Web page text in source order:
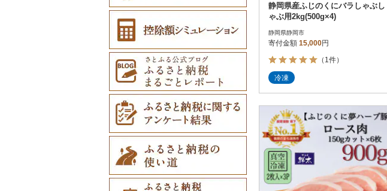
静岡県産ふじのくにバラしゃぶし
ゃぶ用2kg(500g×4)
静岡県静岡市
寄付金額 15,000円
（1件）
冷凍